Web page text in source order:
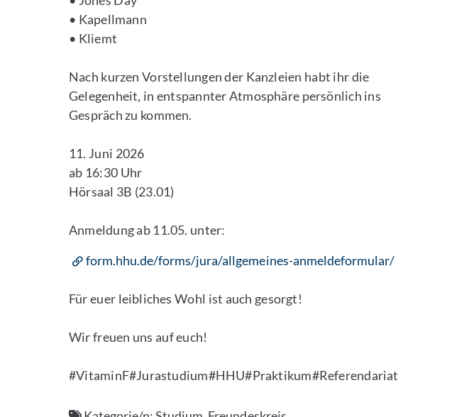
• Kapellmann
• Kliemt
Nach kurzen Vorstellungen der Kanzleien habt ihr die
Gelegenheit, in entspannter Atmosphäre persönlich ins
Gespräch zu kommen.
11. Juni 2026
ab 16:30 Uhr
Hörsaal 3B (23.01)
Anmeldung ab 11.05. unter:
form.hhu.de/forms/jura/allgemeines-anmeldeformular/
Für euer leibliches Wohl ist auch gesorgt!
Wir freuen uns auf euch!
#VitaminF#Jurastudium#HHU#Praktikum#Referendariat